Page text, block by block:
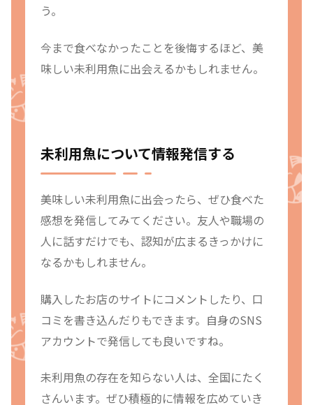
う。
今まで食べなかったことを後悔するほど、美
味しい未利用魚に出会えるかもしれません。
未利用魚について情報発信する
美味しい未利用魚に出会ったら、ぜひ食べた
感想を発信してみてください。友人や職場の
人に話すだけでも、認知が広まるきっかけに
なるかもしれません。
購入したお店のサイトにコメントしたり、口
コミを書き込んだりもできます。自身のSNS
アカウントで発信しても良いですね。
未利用魚の存在を知らない人は、全国にたく
さんいます。ぜひ積極的に情報を広めていき